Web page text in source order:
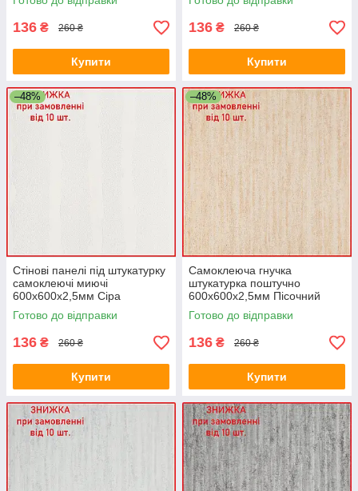
00002982
136 ₴ 260 ₴
Купити
декор SW-00002983
136 ₴ 260 ₴
Купити
–48%
Стінові панелі під штукатурку
самоклеючі миючі
600х600х2,5мм Сіра
Мармаріно ПВХ декор SW-
00002984
Готово до відправки
136 ₴ 260 ₴
Купити
–48%
Самоклеюча гнучка
штукатурка поштучно
600х600х2,5мм Пісочний
Мармаріно ПВХ декор SW-
00002985
Готово до відправки
136 ₴ 260 ₴
Купити